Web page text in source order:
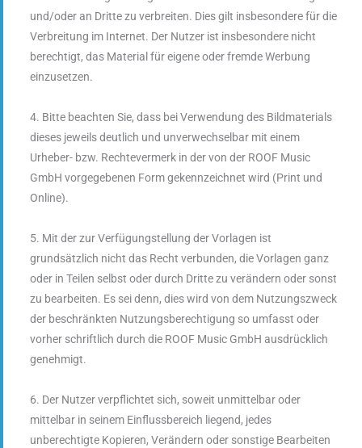
und/oder an Dritte zu verbreiten. Dies gilt insbesondere für die
Verbreitung im Internet. Der Nutzer ist insbesondere nicht
berechtigt, das Material für eigene oder fremde Werbung
einzusetzen.
4. Bitte beachten Sie, dass bei Verwendung des Bildmaterials
dieses jeweils deutlich und unverwechselbar mit einem
Urheber- bzw. Rechtevermerk in der von der ROOF Music
GmbH vorgegebenen Form gekennzeichnet wird (Print und
Online).
5. Mit der zur Verfügungstellung der Vorlagen ist
grundsätzlich nicht das Recht verbunden, die Vorlagen ganz
oder in Teilen selbst oder durch Dritte zu verändern oder sonst
zu bearbeiten. Es sei denn, dies wird von dem Nutzungszweck
der beschränkten Nutzungsberechtigung so umfasst oder
vorher schriftlich durch die ROOF Music GmbH ausdrücklich
genehmigt.
6. Der Nutzer verpflichtet sich, soweit unmittelbar oder
mittelbar in seinem Einflussbereich liegend, jedes
unberechtigte Kopieren, Verändern oder sonstige Bearbeiten